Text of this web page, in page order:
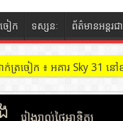
ចៀក ទស្សនៈ ព័ត៌មានអន្តរជ
ក់ត្រចៀក ៖ អគារ Sky 31